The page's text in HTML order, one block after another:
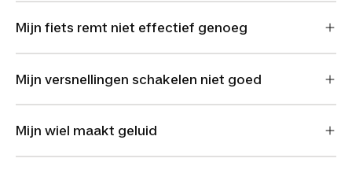
Mijn fiets remt niet effectief genoeg
Mijn versnellingen schakelen niet goed
Mijn wiel maakt geluid